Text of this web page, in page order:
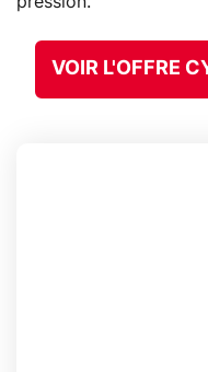
VOIR L'OFFRE